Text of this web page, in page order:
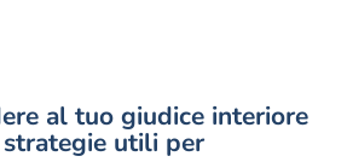
al tuo giudice interiore
utili per